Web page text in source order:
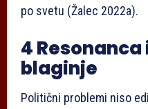
po svetu (Žalec 2022a).
4
blaginje
Politični problemi niso